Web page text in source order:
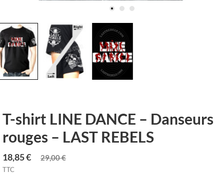
T-shirt LINE DANCE – Danseurs
rouges – LAST REBELS
18,85 € 29,00 €
TTC